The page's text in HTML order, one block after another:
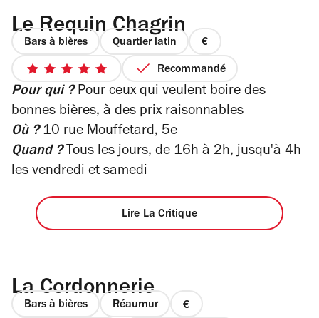
Le Requin Chagrin
Bars à bières Quartier latin
prix
1
sur
5
sur
5
étoiles
Recommandé
Pour qui ? Pour ceux qui veulent boire des
bonnes bières, à des prix raisonnables
Où ? 10 rue Mouffetard, 5e
Quand ? Tous les jours, de 16h à 2h, jusqu'à 4h
les vendredi et samedi
Lire La Critique
La Cordonnerie
Bars à bières Réaumur
prix